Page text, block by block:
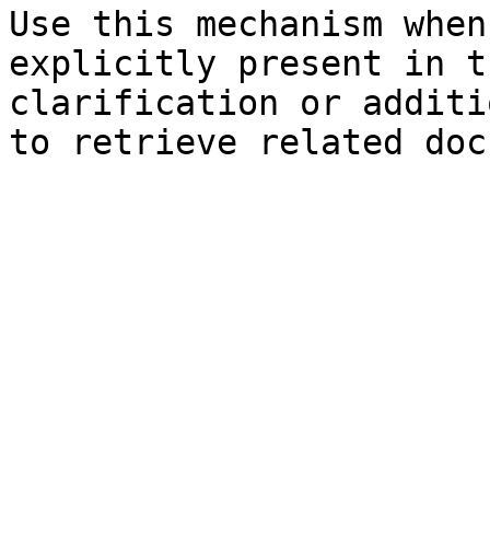
Use this mechanism
explicitly present in
clarification or